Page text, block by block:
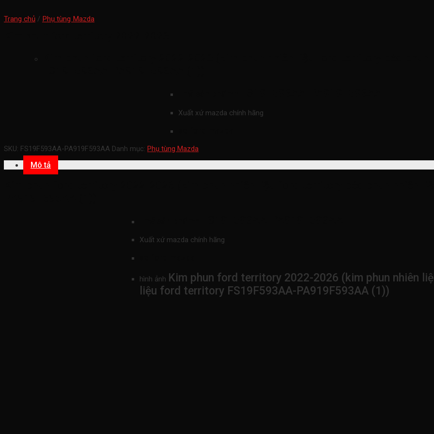
Trang chủ / Phụ tùng Mazda
Xuất xứ mazda chính hãng
SKU: FS19F593AA-PA919F593AA Danh mục: Phụ tùng Mazda
Mô tả
Xuất xứ mazda chính hãng
hình ảnh Kim phun ford territory 2022-2026 (kim phun nhiên
liệu ford territory FS19F593AA-PA919F593AA (1))